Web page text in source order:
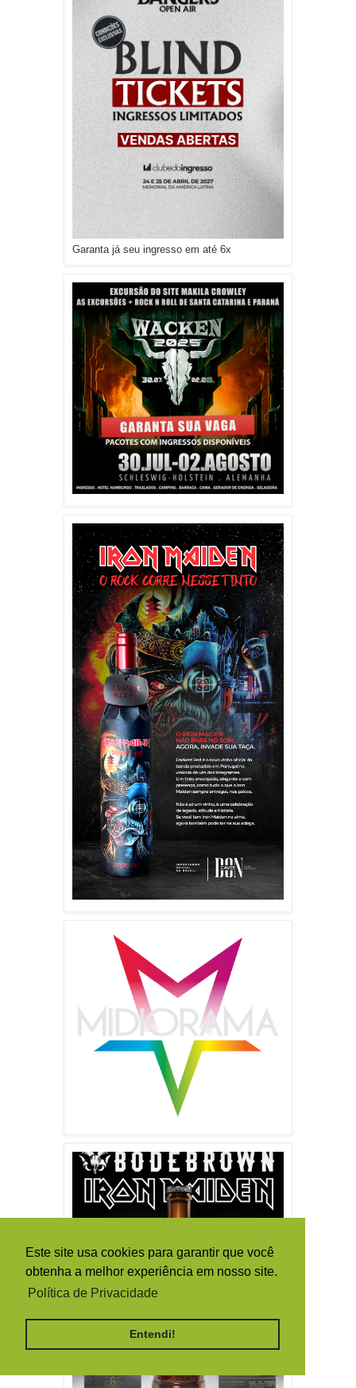
Este site usa cookies para garantir que você
obtenha a melhor experiência em nosso site.
Política de Privacidade
Entendi!
Garanta já seu ingresso em até 6x